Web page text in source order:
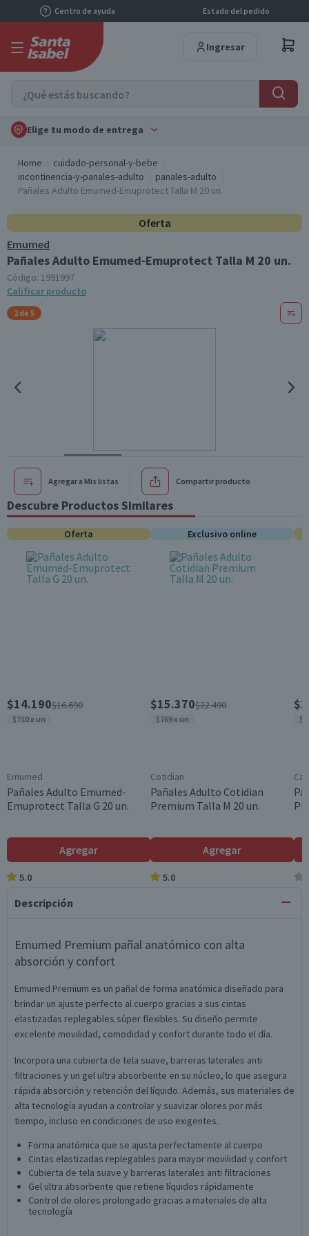
Centro de ayuda Estado del pedido
Ingresar
Elige tu modo de entrega
Home
cuidado-personal-y-bebe
incontinencia-y-panales-adulto
panales-adulto
Pañales Adulto Emumed-Emuprotect Talla M 20 un.
Oferta
Emumed
Pañales Adulto Emumed-Emuprotect Talla M 20 un.
Código: 1991997
Calificar producto
2 de 5
Agregar a Mis listas Compartir producto
Descubre Productos Similares
Oferta
$14.190$16.690
$710 x un
Emumed
Pañales Adulto Emumed-
Emuprotect Talla G 20 un.
Agregar
5.0
Exclusivo online
$15.370$22.490
$769 x un
Cotidian
Pañales Adulto Cotidian
Premium Talla M 20 un.
Agregar
5.0
Descripción
Emumed Premium pañal anatómico con alta
absorción y confort
Emumed Premium es un pañal de forma anatómica diseñado para
brindar un ajuste perfecto al cuerpo gracias a sus cintas
elastizadas replegables súper flexibles. Su diseño permite
excelente movilidad, comodidad y confort durante todo el día.
Incorpora una cubierta de tela suave, barreras laterales anti
filtraciones y un gel ultra absorbente en su núcleo, lo que asegura
rápida absorción y retención del líquido. Además, sus materiales de
alta tecnología ayudan a controlar y suavizar olores por más
tiempo, incluso en condiciones de uso exigentes.
Forma anatómica que se ajusta perfectamente al cuerpo
Cintas elastizadas replegables para mayor movilidad y confort
Cubierta de tela suave y barreras laterales anti filtraciones
Gel ultra absorbente que retiene líquidos rápidamente
Control de olores prolongado gracias a materiales de alta
tecnología